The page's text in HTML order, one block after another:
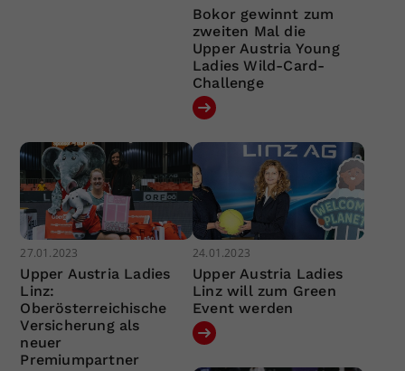
Bokor gewinnt zum
zweiten Mal die
Upper Austria Young
Ladies Wild-Card-
Challenge
27.01.2023
Upper Austria Ladies
Linz:
Oberösterreichische
Versicherung als
neuer
Premiumpartner
24.01.2023
Upper Austria Ladies
Linz will zum Green
Event werden